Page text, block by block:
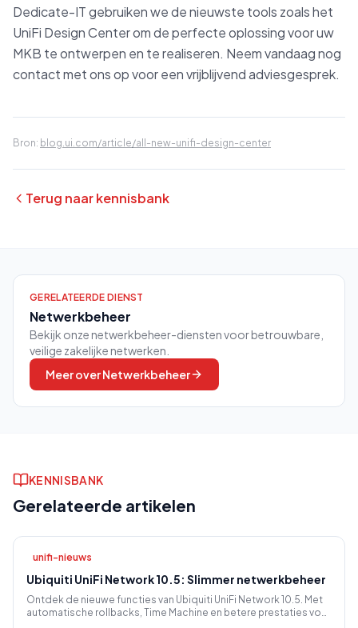
Dedicate-IT gebruiken we de nieuwste tools zoals het
UniFi Design Center om de perfecte oplossing voor uw
MKB te ontwerpen en te realiseren. Neem vandaag nog
contact met ons op voor een vrijblijvend adviesgesprek.
Bron: blog.ui.com/article/all-new-unifi-design-center
Terug naar kennisbank
GERELATEERDE DIENST
Netwerkbeheer
Bekijk onze netwerkbeheer-diensten voor betrouwbare,
veilige zakelijke netwerken.
Meer overNetwerkbeheer
KENNISBANK
Gerelateerde artikelen
unifi-nieuws
Ubiquiti UniFi Network 10.5: Slimmer netwerkbeheer
Ontdek de nieuwe functies van Ubiquiti UniFi Network 10.5. Met
automatische rollbacks, Time Machine en betere prestaties voor